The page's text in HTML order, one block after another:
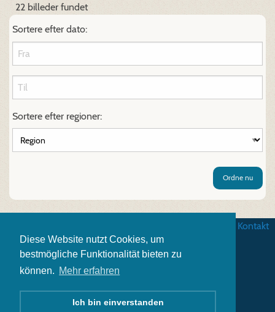
Diese Website nutzt Cookies, um
bestmögliche Funktionalität bieten zu
können. Mehr erfahren
Ich bin einverstanden
22 billeder fundet
Sortere efter dato:
Sortere efter regioner:
Ordne nu
Kontakt